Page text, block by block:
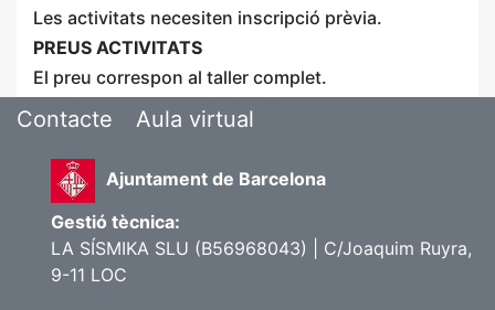
Les activitats necesiten inscripció prèvia.
PREUS ACTIVITATS
El preu correspon al taller complet.
Contacte Aula virtual
Ajuntament de Barcelona
Gestió tècnica:
LA SÍSMIKA SLU (B56968043) | C/Joaquim Ruyra,
9-11 LOC